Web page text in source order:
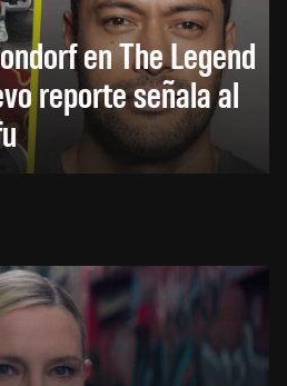
en The Legend
reporte señala al